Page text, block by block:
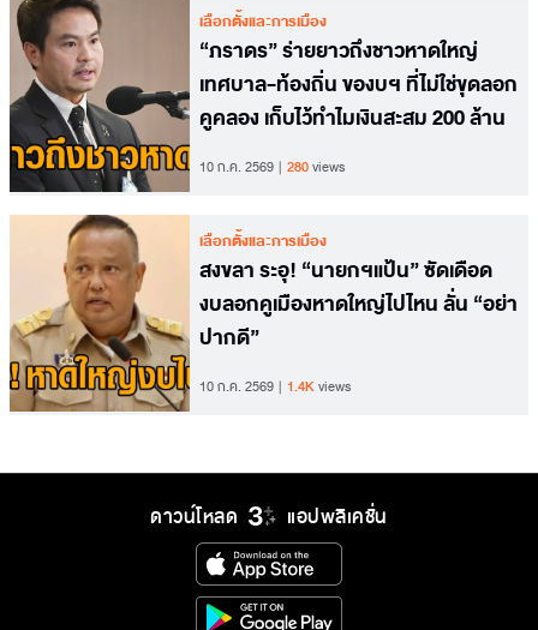
เลือกตั้งและการเมือง
“ภราดร” ร่ายยาวถึงชาวหาดใหญ่
เทศบาล-ท้องถิ่น ของบฯ ที่ไม่ใช่ขุดลอก
คูคลอง เก็บไว้ทำไมเงินสะสม 200 ล้าน
10 ก.ค. 2569 280views
เลือกตั้งและการเมือง
สงขลา ระอุ! “นายกฯแป้น” ซัดเดือด
งบลอกคูเมืองหาดใหญ่ไปไหน ลั่น “อย่า
ปากดี”
10 ก.ค. 2569 1.4Kviews
ดาวน์โหลด แอปพลิเคชั่น